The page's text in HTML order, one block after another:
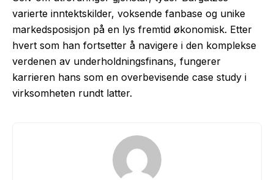
varierte inntektskilder, voksende fanbase og unike
markedsposisjon på en lys fremtid økonomisk. Etter
hvert som han fortsetter å navigere i den komplekse
verdenen av underholdningsfinans, fungerer
karrieren hans som en overbevisende case study i
virksomheten rundt latter.